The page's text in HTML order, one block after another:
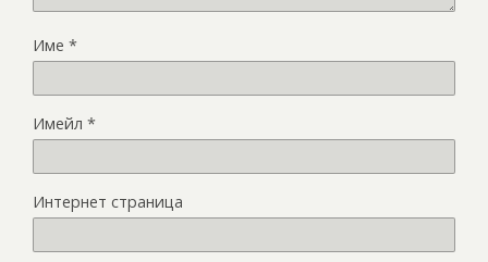
Име *
Имейл *
Интернет страница